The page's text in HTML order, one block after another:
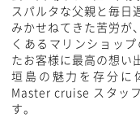
スパルタな父親と毎日
みかせねてきた苦労が
くあるマリンショッ
たお客様に最高の想い
垣島の魅力を存分に
Master cruise スタッ
す。